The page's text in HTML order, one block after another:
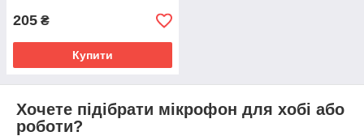
205 ₴
Купити
Хочете підібрати мікрофон для хобі або
роботи?